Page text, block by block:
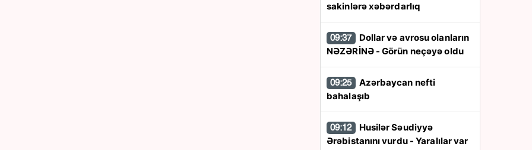
sakinlərə xəbərdarlıq
09:37
NƏZƏRİNƏ - Görün neçəyə oldu
09:25
bahalaşıb
09:12
Ərəbistanını vurdu - Yaralılar var